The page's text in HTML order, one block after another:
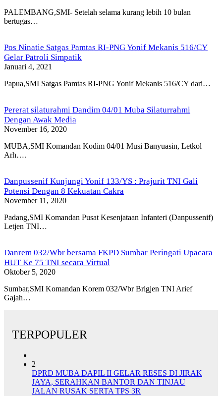
PALEMBANG,SMI- Setelah selama kurang lebih 10 bulan
bertugas…
Pos Ninatie Satgas Pamtas RI-PNG Yonif Mekanis 516/CY
Gelar Patroli Simpatik
Januari 4, 2021
Papua,SMI Satgas Pamtas RI-PNG Yonif Mekanis 516/CY dari…
Pererat silaturahmi Dandim 04/01 Muba Silaturrahmi
Dengan Awak Media
November 16, 2020
MUBA,SMI Komandan Kodim 04/01 Musi Banyuasin, Letkol
Arh….
Danpussenif Kunjungi Yonif 133/YS : Prajurit TNI Gali
Potensi Dengan 8 Kekuatan Cakra
November 11, 2020
Padang,SMI Komandan Pusat Kesenjataan Infanteri (Danpussenif)
Letjen TNI…
Danrem 032/Wbr bersama FKPD Sumbar Peringati Upacara
HUT Ke 75 TNI secara Virtual
Oktober 5, 2020
Sumbar,SMI Komandan Korem 032/Wbr Brigjen TNI Arief
Gajah…
TERPOPULER
2
DPRD MUBA DAPIL II GELAR RESES DI JIRAK
JAYA, SERAHKAN BANTOR DAN TINJAU
JALAN RUSAK SERTA TPS 3R